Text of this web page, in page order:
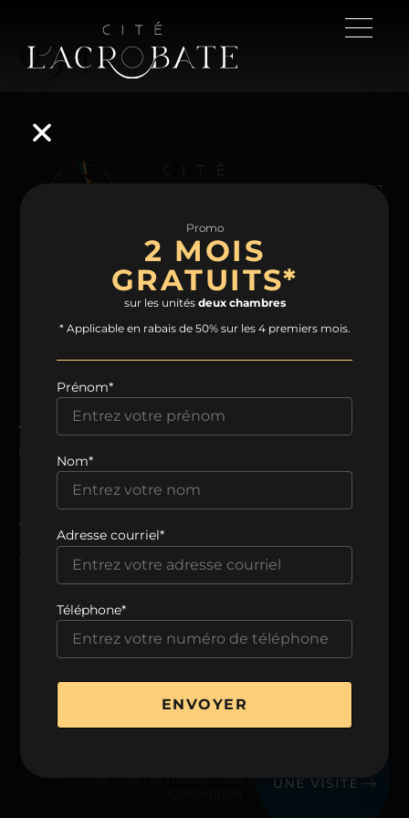
0342
NAVIGATION
Accueil
Projet Condos Plans
ADRESSE
8205, avenue du Cirque,
Montréal, QC H1Z 0B5
TÉLÉPHONE
438 806-0999
© 2026 Cité l’Acrobate. Tous droits réservés.
Promo
2 MOIS
GRATUITS*
sur les unités deux chambres
* Applicable en rabais de 50% sur les 4 premiers mois.
Prénom*
Nom*
Adresse courriel*
Téléphone*
ENVOYER